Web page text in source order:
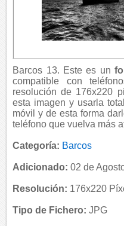
Barcos 13. Este es un
compatible con
resolución de 176x220
esta imagen y usarla
móvil y de esta forma
teléfono que vuelva más
Categoría: Barcos
Adicionado: 02 de
Resolución: 176x220
Tipo de Fichero: JPG